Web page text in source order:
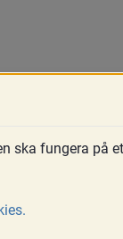
ska fungera på